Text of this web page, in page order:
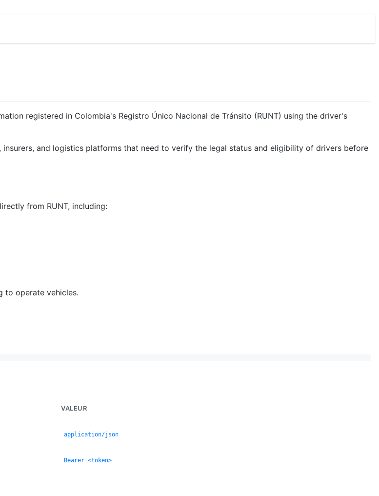
registered in Colombia's Registro Único Nacional de Tránsito (RUNT) using the driver's
and logistics platforms that need to verify the legal status and eligibility of drivers before
from RUNT, including:
to operate vehicles.
VALEUR
application/json
Bearer <token>